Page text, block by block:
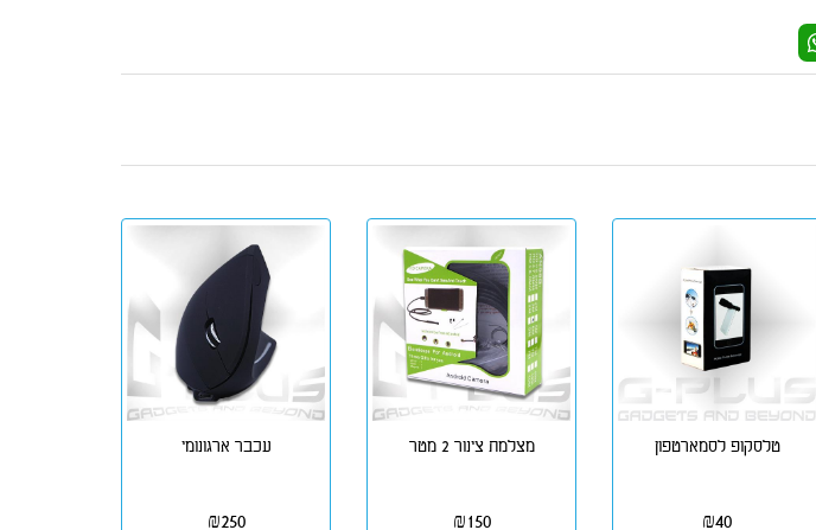
טלסקופ לסמארטפון
₪40
מצלמת צינור 2 מטר
₪150
עכבר ארגונומי
₪250